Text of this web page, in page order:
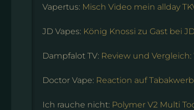
Vapertus: Misch Video mein allday
JD Vapes: König Knossi zu Gast bei
Dampfalot TV: Review und Vergleich:
Doctor Vape: Reaction auf
Ich rauche nicht: Polymer V2 Multi